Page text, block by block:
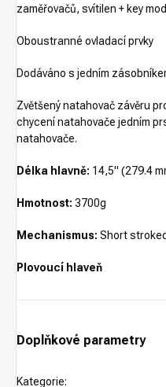
zaměřovačů, svítilen + key
Oboustranné ovladací prvky
Dodáváno s jedním
Zvětšený natahovač závěru
chycení natahovače jedním
natahovače.
Délka hlavně: 14,5" (279.4
Hmotnost: 3700g
Mechanismus: Short
Plovoucí hlaveň
Doplňkové parametry
Kategorie: